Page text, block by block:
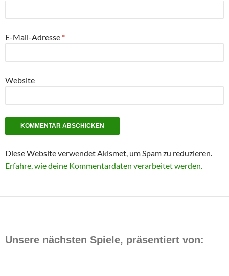
E-Mail-Adresse *
Website
Diese Website verwendet Akismet, um Spam zu reduzieren.
Erfahre, wie deine Kommentardaten verarbeitet werden.
Unsere nächsten Spiele, präsentiert von: